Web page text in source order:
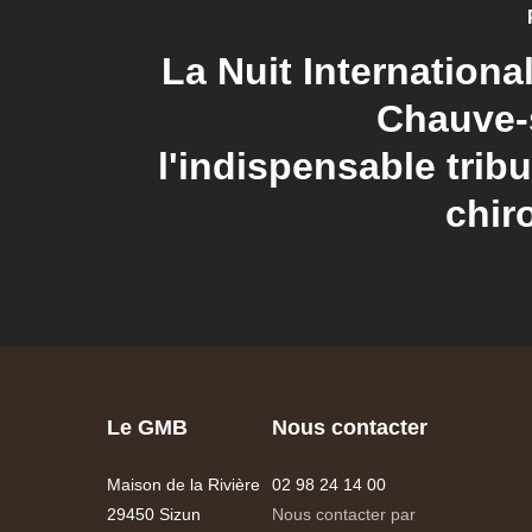
La Nuit
l'indispensable
Le GMB
Maison de la Rivière
29450 Sizun
Nous contacter
02 98 24 14 00
Nous contacter par